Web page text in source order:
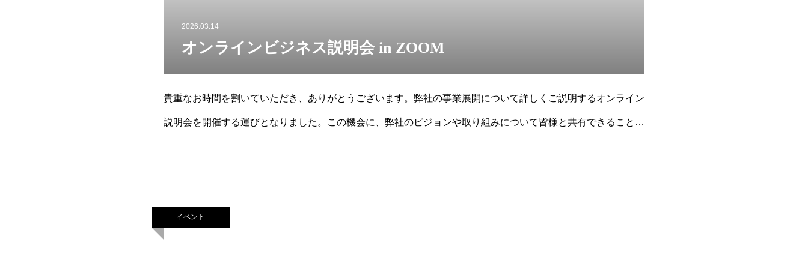
2026.03.14
オンラインビジネス説明会 in ZOOM
貴重なお時間を割いていただき、ありがとうございます。弊社の事業展開について詳しくご説明するオンライン
説明会を開催する運びとなりました。この機会に、弊社のビジョンや取り組みについて皆様と共有できることを
イベント